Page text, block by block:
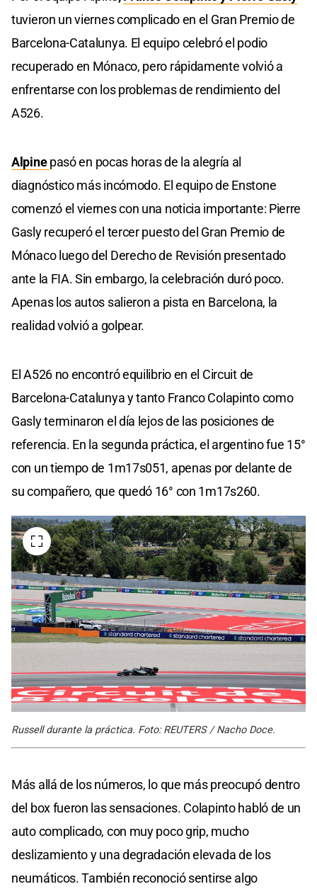
tuvieron un viernes complicado en el Gran Premio de
Barcelona-Catalunya. El equipo celebró el podio
recuperado en Mónaco, pero rápidamente volvió a
enfrentarse con los problemas de rendimiento del
A526.
Alpinepasó en pocas horas de la alegría al
diagnóstico más incómodo. El equipo de Enstone
comenzó el viernes con una noticia importante: Pierre
Gasly recuperó el tercer puesto del Gran Premio de
Mónaco luego del Derecho de Revisión presentado
ante la FIA. Sin embargo, la celebración duró poco.
Apenas los autos salieron a pista en Barcelona, la
realidad volvió a golpear.
El A526 no encontró equilibrio en el Circuit de
Barcelona-Catalunya y tanto Franco Colapinto como
Gasly terminaron el día lejos de las posiciones de
referencia. En la segunda práctica, el argentino fue 15°
con un tiempo de 1m17s051, apenas por delante de
su compañero, que quedó 16° con 1m17s260.
Russell durante la práctica. Foto: REUTERS / Nacho Doce.
Más allá de los números, lo que más preocupó dentro
del box fueron las sensaciones. Colapinto habló de un
auto complicado, con muy poco grip, mucho
deslizamiento y una degradación elevada de los
neumáticos. También reconoció sentirse algo